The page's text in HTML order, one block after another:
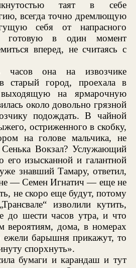
таят в себе
всегда точно дремлющую
себя от напрасного
готовую в один момент
вперед, не считаясь с
часов она на извозчике
старый город, проехала в
на ярмарочную
около довольно грязной
подождать. В чайной
остриженного в скобку,
на голове мальчика, не
Вокзал? Услужающий
его изысканной и галантной
знавший Тамару, ответил,
— Семен Игнатич — еще не
не скоро еще будут, потому
изволили кутить,
до шести часов утра, и что
вероятиям, дома, в номерах
ежели барышня прикажут, то
спорхнуть».
бумаги и карандаш и тут